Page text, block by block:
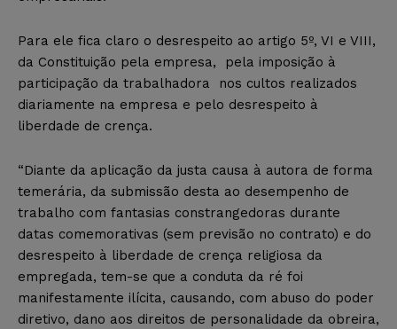
Para ele fica claro o desrespeito ao artigo 5º, VI e VIII,
da Constituição pela empresa, pela imposição à
participação da trabalhadora nos cultos realizados
diariamente na empresa e pelo desrespeito à
liberdade de crença.
“Diante da aplicação da justa causa à autora de forma
temerária, da submissão desta ao desempenho de
trabalho com fantasias constrangedoras durante
datas comemorativas (sem previsão no contrato) e do
desrespeito à liberdade de crença religiosa da
empregada, tem-se que a conduta da ré foi
manifestamente ilícita, causando, com abuso do poder
diretivo, dano aos direitos de personalidade da obreira,